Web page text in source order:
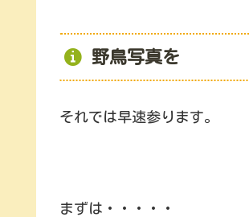
野鳥写真を
それでは早速参ります。
まずは・・・・・